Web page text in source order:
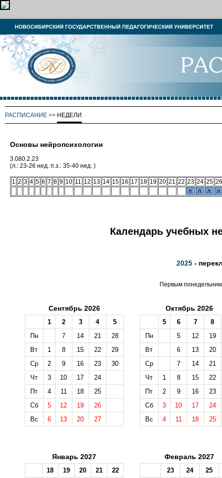
РАСПИСАНИЕ >> НЕДЕЛИ
Основы нейропсихологии
3.080.2.23
(л.: 23-26 нед. п.з.: 35-40 нед. )
1 2 3 4 5 6 7 8 9 10 11 12 13 14 15 16 17 18 19 20 21 22 23 24 25 26
л.
л. л. л.
Календарь учебных
2025 -
Первым
Сентябрь 2026
1 2 3 4
5
Пн
7 14 21
28
Вт
1 8 15 22
29
Ср
2 9 16 23
30
Чт
3 10 17
24
Пт
4 11 18
25
Сб
5 12 19
26
Вс
6 13 20 27
Октябрь 2026
5 6 7
8
Пн
5 12
19
Вт
6 13
20
Ср
7 14
21
Чт
1 8 15
22
Пт
2 9 16
23
Сб
3 10 17
24
Вс
4 11 18 25
Январь 2027
18 19 20 21
22
Февраль 2027
23 24
25